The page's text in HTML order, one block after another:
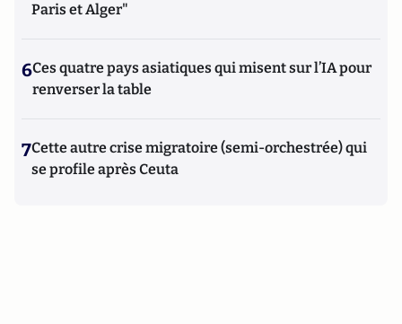
Paris et Alger"
6Ces quatre pays asiatiques qui misent sur l’IA pour
renverser la table
7Cette autre crise migratoire (semi-orchestrée) qui
se profile après Ceuta